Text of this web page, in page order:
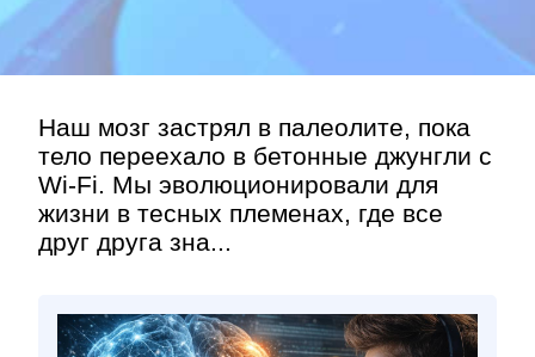
Наш мозг застрял в палеолите, пока
тело переехало в бетонные джунгли с
Wi-Fi. Мы эволюционировали для
жизни в тесных племенах, где все
друг друга зна...